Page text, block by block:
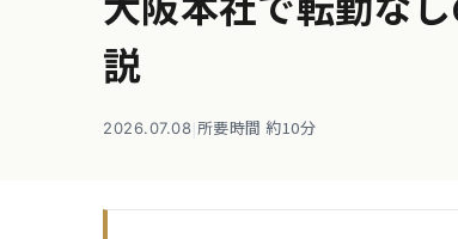
説
2026.07.08 所要時間 約10分